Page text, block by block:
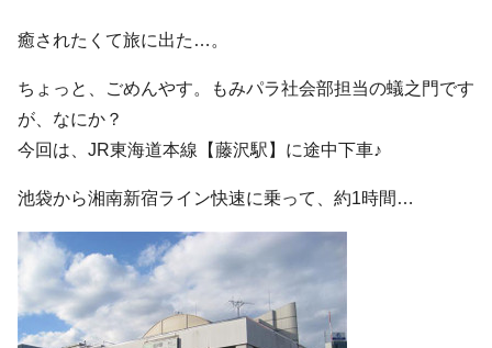
癒されたくて旅に出た…。
ちょっと、ごめんやす。もみパラ社会部担当の蟻之門です
が、なにか？
今回は、JR東海道本線【藤沢駅】に途中下車♪
池袋から湘南新宿ライン快速に乗って、約1時間…